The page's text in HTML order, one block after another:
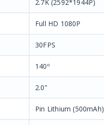
2.7K (2592*1944P)
Full HD 1080P
30FPS
140º
2.0”
Pin Lithium (500mAh)